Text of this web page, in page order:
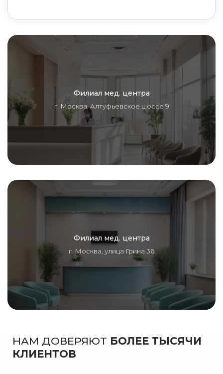
Филиал мед. центра
г. Москва, Алтуфьевское шоссе 9
Филиал мед. центра
г. Москва, улица Грина 36
НАМ ДОВЕРЯЮТ БОЛЕЕ ТЫСЯЧИ
КЛИЕНТОВ